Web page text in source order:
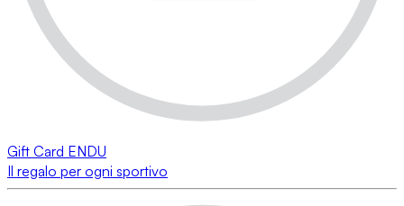
Gift Card ENDU
Il regalo per ogni sportivo